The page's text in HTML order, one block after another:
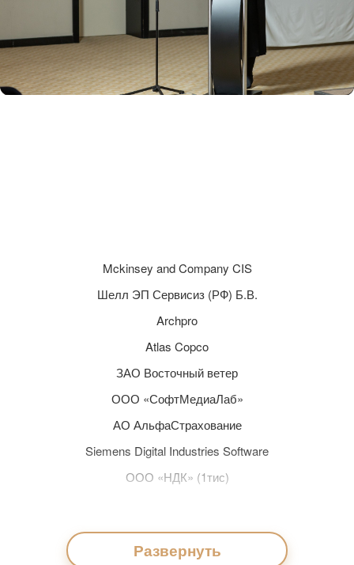
Mckinsey and Company CIS
Шелл ЭП Сервисиз (РФ) Б.В.
Archpro
Atlas Copco
ЗАО Восточный ветер
ООО «СофтМедиаЛаб»
АО АльфаСтрахование
Siemens Digital Industries Software
ООО «НДК» (1тис)
Owens Corning
Позитив Текнолоджиз
Развернуть